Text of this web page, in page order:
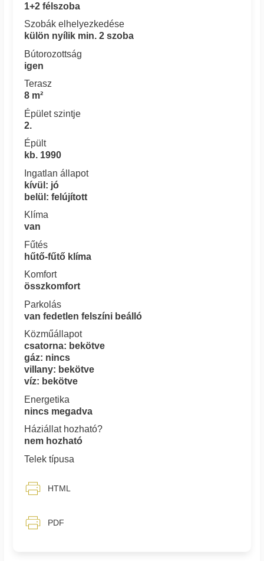
1+2 félszoba
Szobák elhelyezkedése
külön nyílik min. 2 szoba
Bútorozottság
igen
Terasz
8 m²
Épület szintje
2.
Épült
kb. 1990
Ingatlan állapot
kívül: jó
belül: felújított
Klíma
van
Fűtés
hűtő-fűtő klíma
Komfort
összkomfort
Parkolás
van fedetlen felszíni beálló
Közműállapot
csatorna: bekötve
gáz: nincs
villany: bekötve
víz: bekötve
Energetika
nincs megadva
Háziállat hozható?
nem hozható
Telek típusa
HTML
PDF